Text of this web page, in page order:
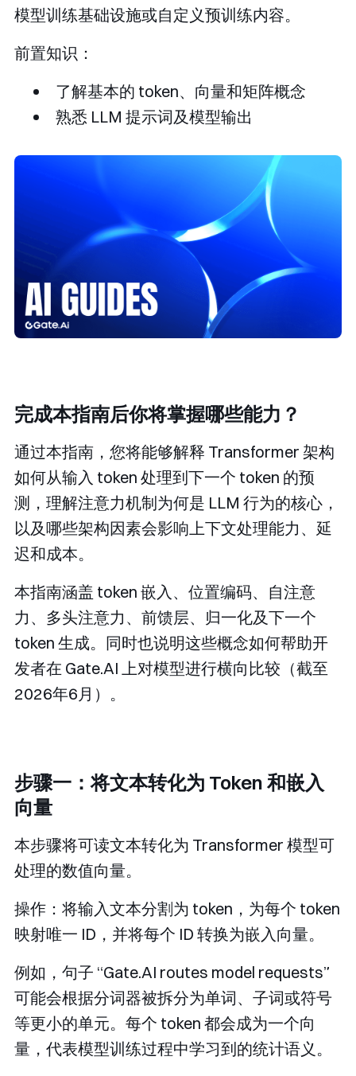
模型训练基础设施或自定义预训练内容。
前置知识：
了解基本的 token、向量和矩阵概念
熟悉 LLM 提示词及模型输出
完成本指南后你将掌握哪些能力？
通过本指南，您将能够解释 Transformer 架构
如何从输入 token 处理到下一个 token 的预
测，理解注意力机制为何是 LLM 行为的核心，
以及哪些架构因素会影响上下文处理能力、延
迟和成本。
本指南涵盖 token 嵌入、位置编码、自注意
力、多头注意力、前馈层、归一化及下一个
token 生成。同时也说明这些概念如何帮助开
发者在 Gate.AI 上对模型进行横向比较（截至
2026年6月）。
步骤一：将文本转化为 Token 和嵌入
向量
本步骤将可读文本转化为 Transformer 模型可
处理的数值向量。
操作：将输入文本分割为 token，为每个 token
映射唯一 ID，并将每个 ID 转换为嵌入向量。
例如，句子 “Gate.AI routes model requests”
可能会根据分词器被拆分为单词、子词或符号
等更小的单元。每个 token 都会成为一个向
量，代表模型训练过程中学习到的统计语义。